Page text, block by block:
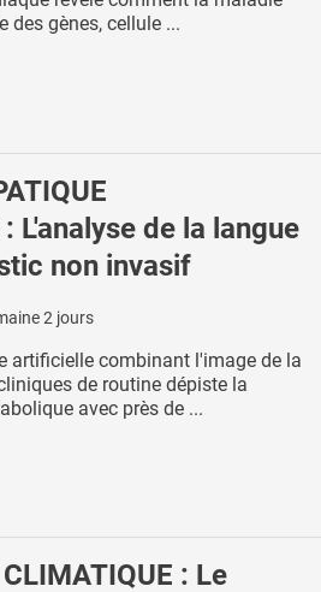
des gènes, cellule ...
L'analyse de la langue
non invasif
2 jours
artificielle combinant l'image de la
de routine dépiste la
avec près de ...
: Le